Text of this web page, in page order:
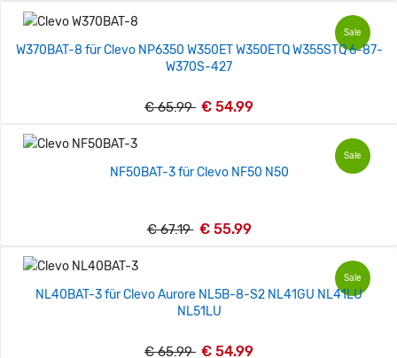
Sale
W370BAT-8 für Clevo NP6350 W350ET W350ETQ W355STQ 6-87-
W370S-427
€ 65.99 € 54.99
Sale
NF50BAT-3 für Clevo NF50 N50
€ 67.19 € 55.99
Sale
NL40BAT-3 für Clevo Aurore NL5B-8-S2 NL41GU NL41LU
NL51LU
€ 65.99 € 54.99